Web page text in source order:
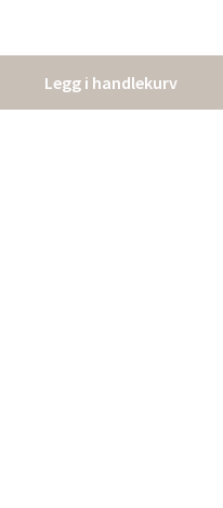
Legg i handlekurv